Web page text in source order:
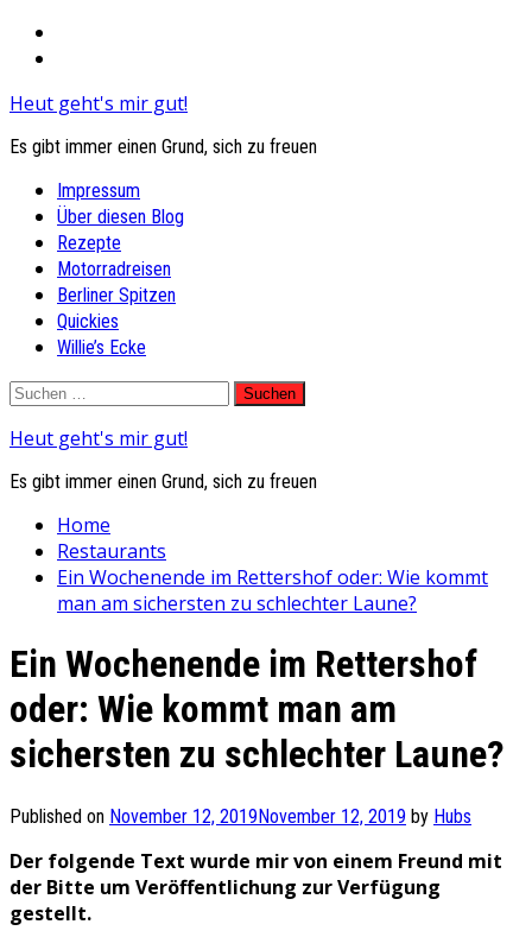
Heut geht's mir gut!
Es gibt immer einen Grund, sich zu freuen
Primary
Menu
Impressum
Über diesen Blog
Rezepte
Motorradreisen
Berliner Spitzen
Quickies
Willie’s Ecke
Skip
content
Suchen
Heut geht's mir gut!
Es gibt immer einen Grund, sich zu freuen
Home
Restaurants
Ein Wochenende im Rettershof oder: Wie kommt
man am sichersten zu schlechter Laune?
Ein Wochenende im Rettershof
oder: Wie kommt man am
sichersten zu schlechter Laune?
Published on November 12, 2019November 12, 2019 by Hubs
Der folgende Text wurde mir von einem Freund mit
der Bitte um Veröffentlichung zur Verfügung
gestellt.